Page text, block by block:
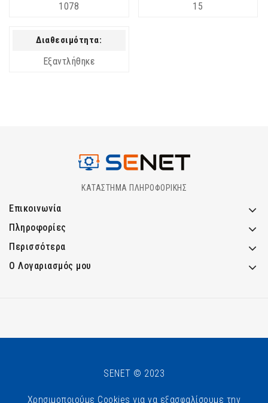
1078 15
Διαθεσιμότητα:
Εξαντλήθηκε
ΚΑΤΑΣΤΗΜΑ ΠΛΗΡΟΦΟΡΙΚΗΣ
Επικοινωνία
Πληροφορίες
Περισσότερα
Ο Λογαριασμός μου
SENET © 2023
Χρησιμοποιούμε Cookies για να εξασφαλίσουμε την